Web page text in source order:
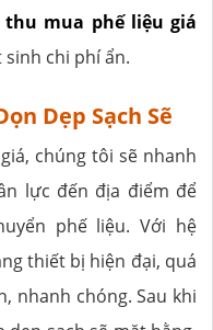
thu mua phế liệu giá
chi phí ẩn.
Dẹp Sạch Sẽ
chúng tôi sẽ nhanh
lực đến địa điểm để
phế liệu. Với hệ
thiết bị hiện đại, quá
nhanh chóng. Sau khi